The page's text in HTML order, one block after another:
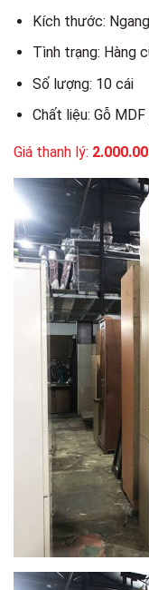
Kích thước:
Tình trạng: Hàng
Số lượng: 10 cái
Chất liệu: Gỗ
Giá thanh lý: